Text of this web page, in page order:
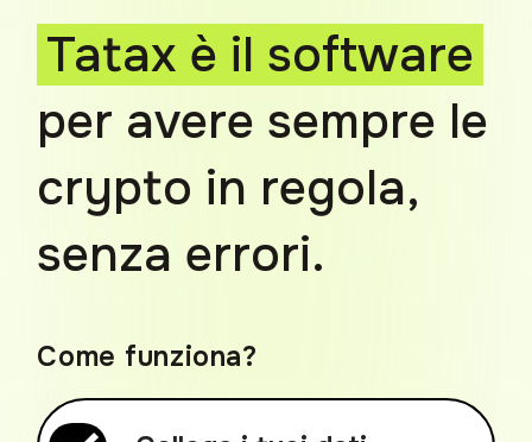
Tatax è il software
per avere sempre le
crypto in regola,
senza errori.
Come funziona?